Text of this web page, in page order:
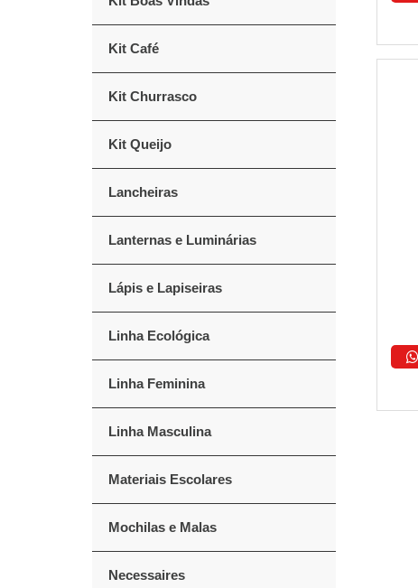
Kit Café
Kit Churrasco
Kit Queijo
Lancheiras
Lanternas e Luminárias
Lápis e Lapiseiras
Linha Ecológica
Linha Feminina
Linha Masculina
Materiais Escolares
Mochilas e Malas
Necessaires